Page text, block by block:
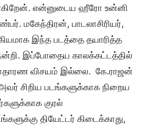
என்னுடைய ஹீரோ உன்னி
மகேந்திரன், பாடலாசிரியர்,
இந்த படத்தை தயாரித்த
நன்றி. இப்போதைய காலக்கட்டத்தில்
சாதாரண விசயம் இல்லை. கே.ராஜன்
சிறிய படங்களுக்காக நிறைய
குரல்
தியேட்டர் கிடைக்காது,